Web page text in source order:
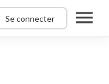
Se connecter